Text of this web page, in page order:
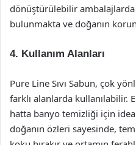
dönüştürülebilir ambalajlarda
bulunmakta ve doğanın
4. Kullanım Alanları
Pure Line Sıvı Sabun, çok
farklı alanlarda kullanılabilir.
hatta banyo temizliği için
doğanın özleri sayesinde,